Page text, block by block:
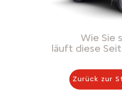
Wie Sie
läuft diese
Zurück zur